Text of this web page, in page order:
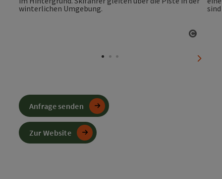
Anfrage senden
Zur Website